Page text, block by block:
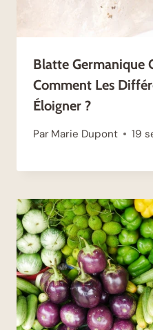
Blatte Germanique
Comment Les
Éloigner ?
Par Marie Dupont 19